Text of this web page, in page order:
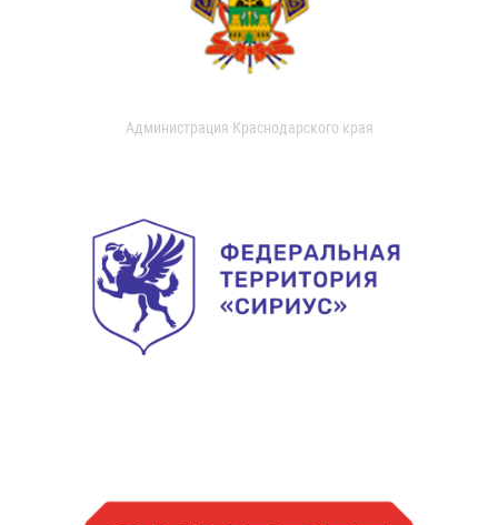
Администрация Краснодарского края